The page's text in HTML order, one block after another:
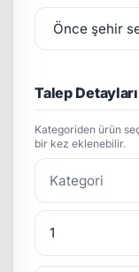
Talep Detayları
Kategoriden ürün
bir kez eklenebilir.
Kategori